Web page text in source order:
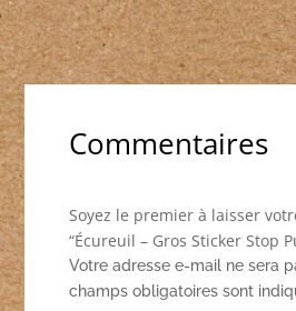
Commentaires
Soyez le premier à laisser
“Écureuil – Gros Sticker Stop
Votre adresse e-mail ne sera
champs obligatoires sont